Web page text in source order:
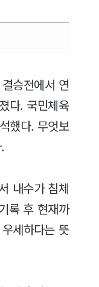
승전에서 연
다. 국민체육
했다. 무엇보
내수가 침체
록 후 현재까
세하다는 뜻